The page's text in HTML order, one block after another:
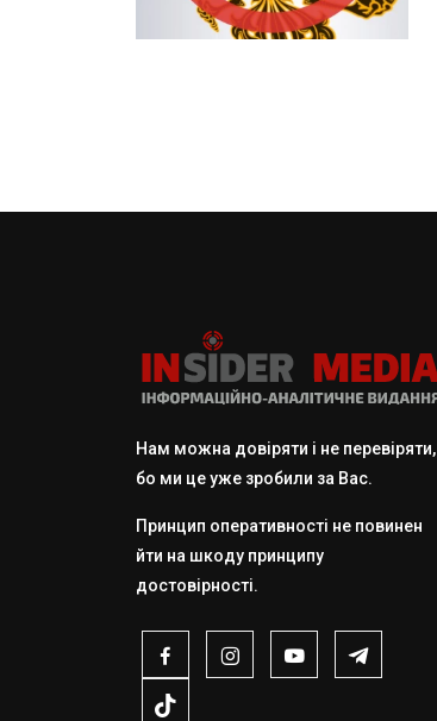
Нам можна довіряти і не перевіряти,
бо ми це уже зробили за Вас.
Принцип оперативності не повинен
йти на шкоду принципу
достовірності.